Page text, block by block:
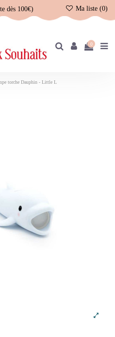
dès 100€) Ma liste (0)
0
torche Dauphin - Little L